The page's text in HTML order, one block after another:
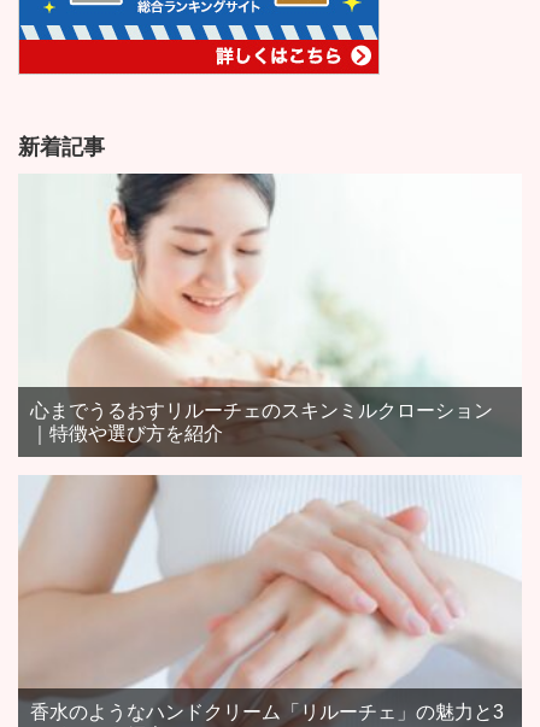
新着記事
心までうるおすリルーチェのスキンミルクローション
｜特徴や選び方を紹介
香水のようなハンドクリーム「リルーチェ」の魅力と3